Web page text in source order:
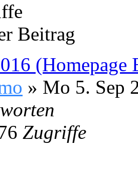
Beitrag
(Homepage
» Mo 5. Sep
Zugriffe